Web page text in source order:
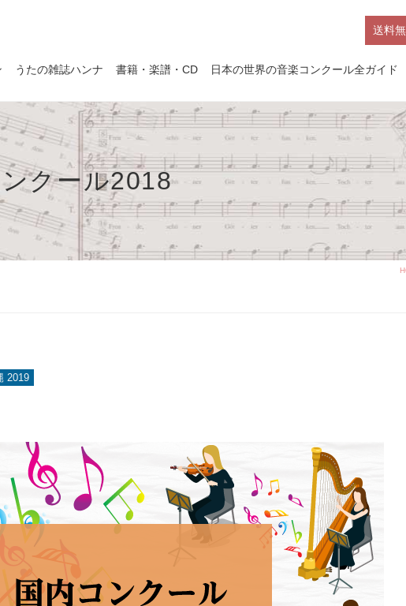
送料
うたの雑誌ハンナ 書籍・楽譜・CD 日本の世界の音楽コンクール全ガイド
クール2018
2019